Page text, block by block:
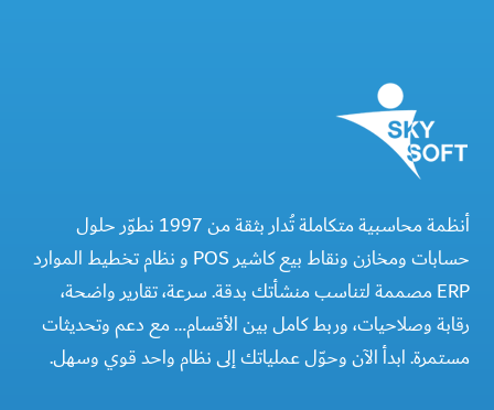
أنظمة محاسبية متكاملة تُدار بثقة من 1997 نطوّر حلول
حسابات ومخازن ونقاط بيع كاشير POS و نظام تخطيط الموارد
ERP مصممة لتناسب منشأتك بدقة. سرعة، تقارير واضحة،
رقابة وصلاحيات، وربط كامل بين الأقسام… مع دعم وتحديثات
مستمرة. ابدأ الآن وحوّل عملياتك إلى نظام واحد قوي وسهل.